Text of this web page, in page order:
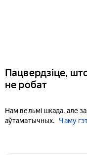
Пацвердзіце,
не робат
Нам вельмі шкада, але
аўтаматычных.
Чаму